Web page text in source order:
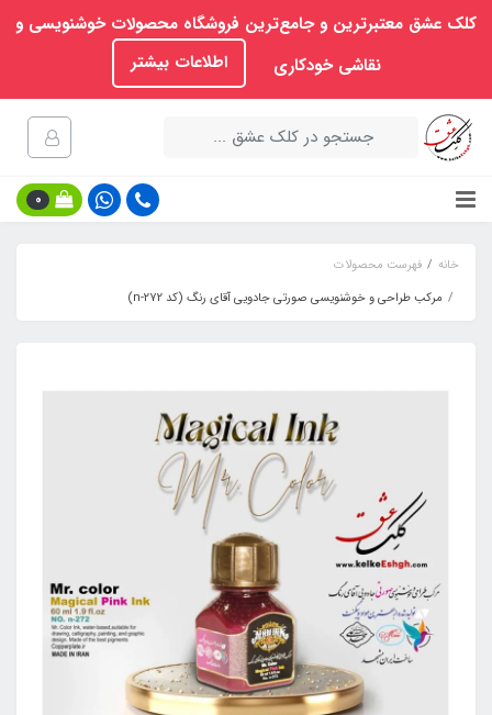
کلک عشق معتبرترین و جامع‌ترین فروشگاه محصولات خوشنویسی و
نقاشی خودکاری
اطلاعات بیشتر
0
خانه
فهرست محصولات
مرکب طراحی و خوشنویسی صورتی جادویی آقای رنگ (کد n-272)